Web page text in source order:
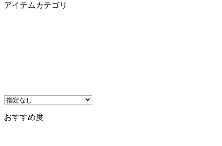
アイテムカテゴリ
おすすめ度